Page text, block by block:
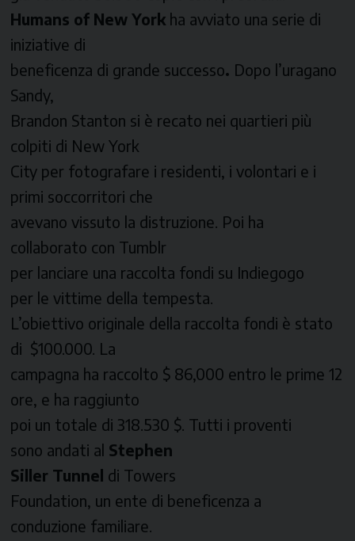
Humans of New York ha avviato una serie di
iniziative di
beneficenza di grande successo. Dopo l’uragano
Sandy,
Brandon Stanton si è recato nei quartieri più
colpiti di New York
City per fotografare i residenti, i volontari e i
primi soccorritori che
avevano vissuto la distruzione. Poi ha
collaborato con Tumblr
per lanciare una raccolta fondi su Indiegogo
per le vittime della tempesta.
L’obiettivo originale della raccolta fondi è stato
di $100.000. La
campagna ha raccolto $ 86,000 entro le prime 12
ore, e ha raggiunto
poi un totale di 318.530 $. Tutti i proventi
sono andati al Stephen
Siller Tunnel di Towers
Foundation, un ente di beneficenza a
conduzione familiare.